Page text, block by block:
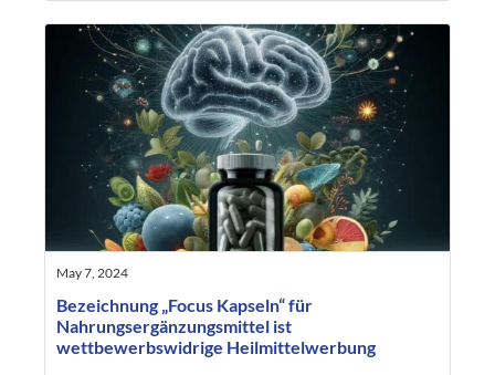
May 7, 2024
Bezeichnung „Focus Kapseln“ für
Nahrungsergänzungsmittel ist
wettbewerbswidrige Heilmittelwerbung